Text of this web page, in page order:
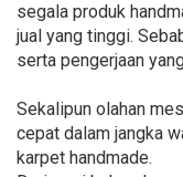
segala produk
jual yang tinggi.
serta pengerjaan
Sekalipun olahan
cepat dalam jangka
karpet handmade.